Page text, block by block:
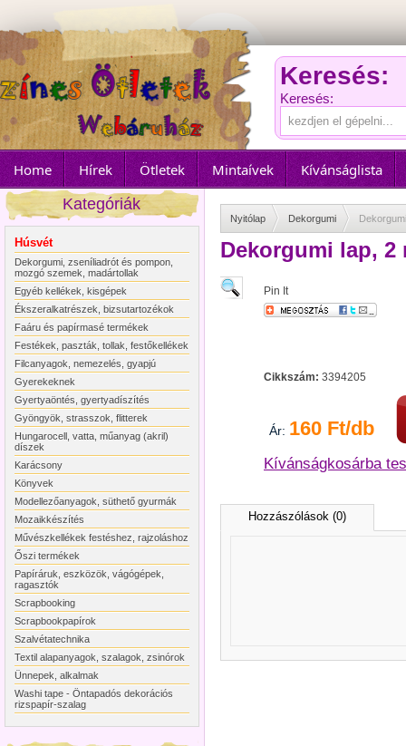
Keresés:
Keresés:
Home Hírek Ötletek Mintaívek
Kívánságlista
Kategóriák
Húsvét
Dekorgumi, zseníliadrót és pompon,
mozgó szemek, madártollak
Egyéb kellékek, kisgépek
Ékszeralkatrészek, bizsutartozékok
Faáru és papírmasé termékek
Festékek, paszták, tollak, festőkellékek
Filcanyagok, nemezelés, gyapjú
Gyerekeknek
Gyertyaöntés, gyertyadíszítés
Gyöngyök, strasszok, flitterek
Hungarocell, vatta, műanyag (akril)
díszek
Karácsony
Könyvek
Modellezőanyagok, süthető gyurmák
Mozaikkészítés
Művészkellékek festéshez, rajzoláshoz
Őszi termékek
Papíráruk, eszközök, vágógépek,
ragasztók
Scrapbooking
Scrapbookpapírok
Szalvétatechnika
Textil alapanyagok, szalagok, zsinórok
Ünnepek, alkalmak
Washi tape - Öntapadós dekorációs
rizspapír-szalag
Nyitólap Dekorgumi
Dekorgumi lap, 2
Pin It
Cikkszám: 3394205
Ár: 160 Ft/db
Kívánságkosárba
Hozzászólások (0)